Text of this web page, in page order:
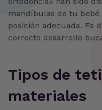
mandíbulas de tu bebé
posición adecuada. Es
correcto desarrollo
‍Tipos de
materiales